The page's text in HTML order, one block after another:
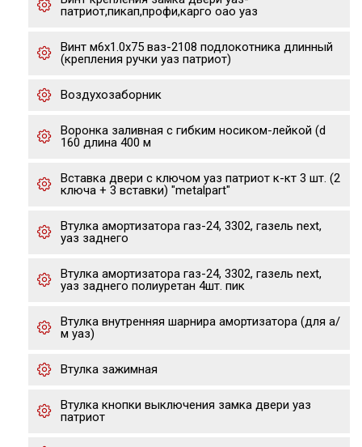
патриот,пикап,профи,карго оао уаз
Винт м6х1.0х75 ваз-2108 подлокотника длинный
(крепления ручки уаз патриот)
Воздухозаборник
Воронка заливная с гибким носиком-лейкой (d
160 длина 400 м
Вставка двери с ключом уаз патриот к-кт 3 шт. (2
ключа + 3 вставки) "metalpart"
Втулка амортизатора газ-24, 3302, газель next,
уаз заднего
Втулка амортизатора газ-24, 3302, газель next,
уаз заднего полиуретан 4шт. пик
Втулка внутренняя шарнира амортизатора (для а/
м уаз)
Втулка зажимная
Втулка кнопки выключения замка двери уаз
патриот